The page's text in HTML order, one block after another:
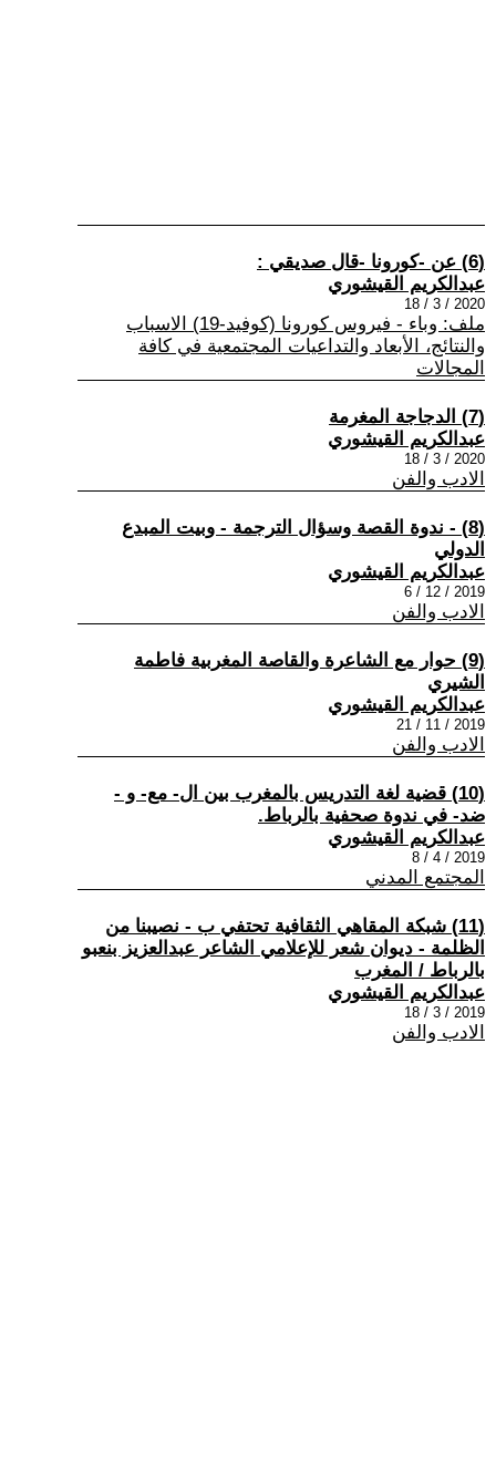
(6) عن -كورونا -قال صديقي :
عبدالكريم القيشوري
2020 / 3 / 18
ملف: وباء - فيروس كورونا (كوفيد-19) الاسباب
والنتائج، الأبعاد والتداعيات المجتمعية في كافة
المجالات
(7) الدجاجة المغرمة
عبدالكريم القيشوري
2020 / 3 / 18
الادب والفن
(8) - ندوة القصة وسؤال الترجمة - وبيت المبدع
الدولي
عبدالكريم القيشوري
2019 / 12 / 6
الادب والفن
(9) حوار مع الشاعرة والقاصة المغربية فاطمة
الشيري
عبدالكريم القيشوري
2019 / 11 / 21
الادب والفن
(10) قضية لغة التدريس بالمغرب بين ال- مع- و -
ضد- في ندوة صحفية بالرباط.
عبدالكريم القيشوري
2019 / 4 / 8
المجتمع المدني
(11) شبكة المقاهي الثقافية تحتفي ب - نصيبنا من
الظلمة - ديوان شعر للإعلامي الشاعر عبدالعزيز بنعبو
بالرباط / المغرب
عبدالكريم القيشوري
2019 / 3 / 18
الادب والفن